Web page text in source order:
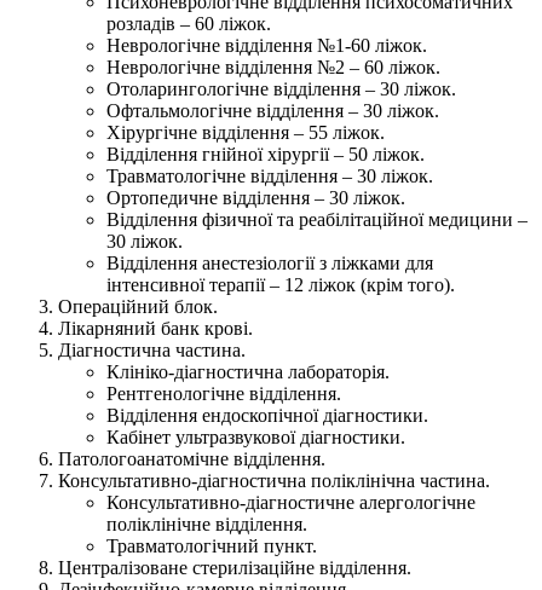
розладів – 60 ліжок.
Неврологічне відділення №1-60 ліжок.
Неврологічне відділення №2 – 60 ліжок.
Отоларингологічне відділення – 30 ліжок.
Офтальмологічне відділення – 30 ліжок.
Хірургічне відділення – 55 ліжок.
Відділення гнійної хірургії – 50 ліжок.
Травматологічне відділення – 30 ліжок.
Ортопедичне відділення – 30 ліжок.
Відділення фізичної та реабілітаційної медицини –
30 ліжок.
Відділення анестезіології з ліжками для
інтенсивної терапії – 12 ліжок (крім того).
Операційний блок.
Лікарняний банк крові.
Діагностична частина.
Клініко-діагностична лабораторія.
Рентгенологічне відділення.
Відділення ендоскопічної діагностики.
Кабінет ультразвукової діагностики.
Патологоанатомічне відділення.
Консультативно-діагностична поліклінічна частина.
Консультативно-діагностичне алергологічне
поліклінічне відділення.
Травматологічний пункт.
Централізоване стерилізаційне відділення.